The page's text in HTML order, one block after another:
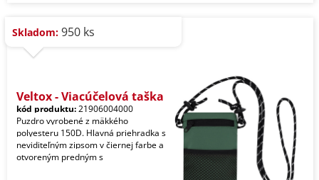
Skladom: 950 ks
Veltox - Viacúčelová taška
kód produktu:21906004000
Puzdro vyrobené z mäkkého
polyesteru 150D. Hlavná priehradka s
neviditeľným zipsom v čiernej farbe a
otvoreným predným s